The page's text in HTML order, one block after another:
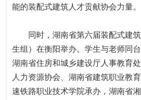
能的装配式建筑人才贡献协会力量。
同时 ，湖南省第六届装配式建
生组）在衡阳举办。学生与老师同
湖南省住房和城乡建设厅人事教育
人力资源协会、湖南省建筑职业教
速铁路职业技术学院承办，湖南省